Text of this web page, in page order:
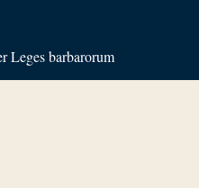
Leges barbarorum